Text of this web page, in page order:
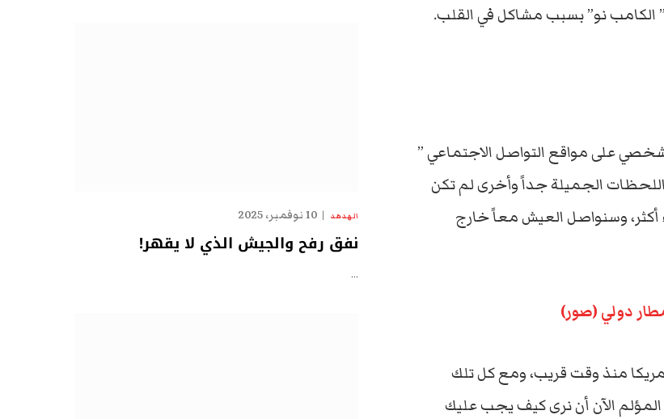
نو” بسبب مشاكل في القلب.
على مواقع التواصل الاجتماعي ”
اللحظات الجميلة جداً وأخرى لم تكن
أكثر، وسنواصل العيش معاً خارج
مطار دولي (صور)
منذ وقت قريب، ومع كل تلك
المؤلم الآن أن نرى كيف يجب عليك
الهدهد 10 نوفمبر، 2025
نفق رفح والجيش الذي لا يقهر!
…